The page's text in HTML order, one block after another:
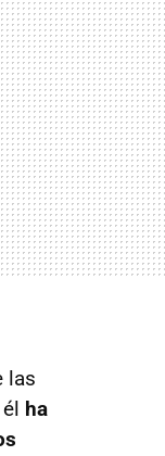
las
ha